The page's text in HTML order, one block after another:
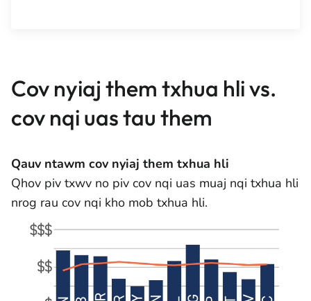
Cov nyiaj them txhua hli vs.
cov nqi uas tau them
Qauv ntawm cov nyiaj them txhua hli
Qhov piv txwv no piv cov nqi uas muaj nqi txhua hli
nrog rau cov nqi kho mob txhua hli.